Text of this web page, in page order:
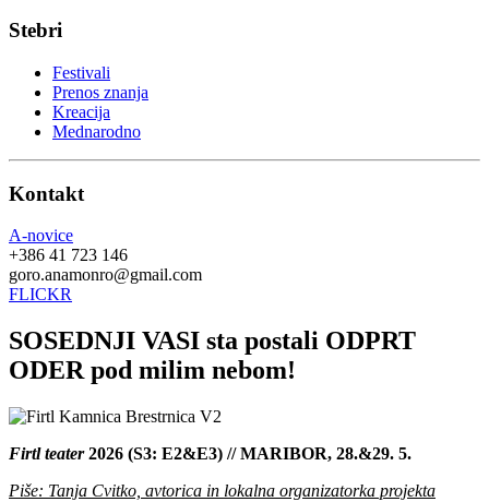
Stebri
Festivali
Prenos znanja
Kreacija
Mednarodno
Kontakt
A-novice
+386 41 723 146
goro.anamonro@gmail.com
FLICKR
SOSEDNJI VASI sta postali ODPRT
ODER pod milim nebom!
Firtl teater2026 (S3: E2&E3) // MARIBOR, 28.&29. 5.
Piše: Tanja Cvitko, avtorica in lokalna organizatorka projekta